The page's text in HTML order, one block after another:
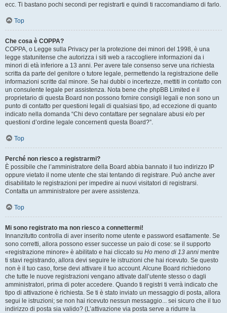
ecc. Ti bastano pochi secondi per registrarti e quindi ti raccomandiamo di farlo.
Top
Che cosa è COPPA?
COPPA, o Legge sulla Privacy per la protezione dei minori del 1998, è una
legge statunitense che autorizza i siti web a raccogliere informazioni da i
minori di età inferiore a 13 anni. Per avere tale consenso serve una richiesta
scritta da parte del genitore o tutore legale, permettendo la registrazione delle
informazioni scritte dal minore. Se hai dubbi o incertezze, mettiti in contatto con
un consulente legale per assistenza. Nota bene che phpBB Limited e il
proprietario di questa Board non possono fornire consigli legali e non sono un
punto di contatto per questioni legali di qualsiasi tipo, ad eccezione di quanto
indicato nella domanda “Chi devo contattare per segnalare abusi e/o per
questioni d’ordine legale concernenti questa Board?”.
Top
Perché non riesco a registrarmi?
È possibile che l’amministratore della Board abbia bannato il tuo indirizzo IP
oppure vietato il nome utente che stai tentando di registrare. Può anche aver
disabilitato le registrazioni per impedire ai nuovi visitatori di registrarsi.
Contatta un amministratore per avere assistenza.
Top
Mi sono registrato ma non riesco a connettermi!
Innanzitutto controlla di aver inserito nome utente e password esattamente. Se
sono corretti, allora possono esser successe un paio di cose: se il supporto
«registrazione minore» è abilitato e hai cliccato su Ho meno di 13 anni mentre
ti stavi registrando, allora devi seguire le istruzioni che hai ricevuto. Se questo
non è il tuo caso, forse devi attivare il tuo account. Alcune Board richiedono
che tutte le nuove registrazioni vengano attivate dall’utente stesso o dagli
amministratori, prima di poter accedere. Quando ti registri ti verrà indicato che
tipo di attivazione è richiesta. Se ti è stato inviato un messaggio di posta, allora
segui le istruzioni; se non hai ricevuto nessun messaggio... sei sicuro che il tuo
indirizzo di posta sia valido? (L’attivazione via posta serve a ridurre la